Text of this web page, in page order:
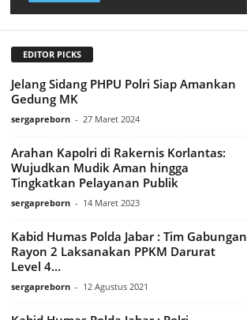
EDITOR PICKS
Jelang Sidang PHPU Polri Siap Amankan
Gedung MK
sergapreborn - 27 Maret 2024
Arahan Kapolri di Rakernis Korlantas:
Wujudkan Mudik Aman hingga
Tingkatkan Pelayanan Publik
sergapreborn - 14 Maret 2023
Kabid Humas Polda Jabar : Tim Gabungan
Rayon 2 Laksanakan PPKM Darurat
Level 4...
sergapreborn - 12 Agustus 2021